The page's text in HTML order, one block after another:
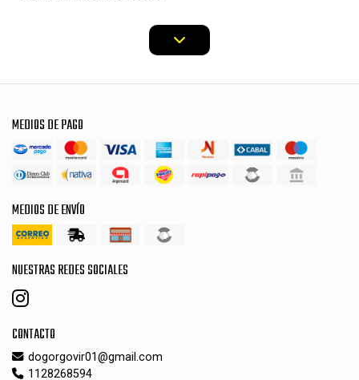
MEDIOS DE PAGO
MEDIOS DE ENVÍO
NUESTRAS REDES SOCIALES
CONTACTO
dogorgovir01@gmail.com
1128268594